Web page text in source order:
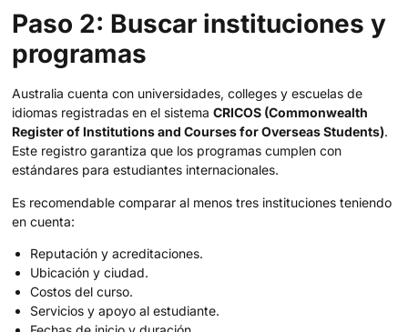
Paso 2: Buscar instituciones y
programas
Australia cuenta con universidades, colleges y escuelas de
idiomas registradas en el sistemaCRICOS (Commonwealth
Register of Institutions and Courses for Overseas Students).
Este registro garantiza que los programas cumplen con
estándares para estudiantes internacionales.
Es recomendable comparar al menos tres instituciones teniendo
en cuenta:
Reputación y acreditaciones.
Ubicación y ciudad.
Costos del curso.
Servicios y apoyo al estudiante.